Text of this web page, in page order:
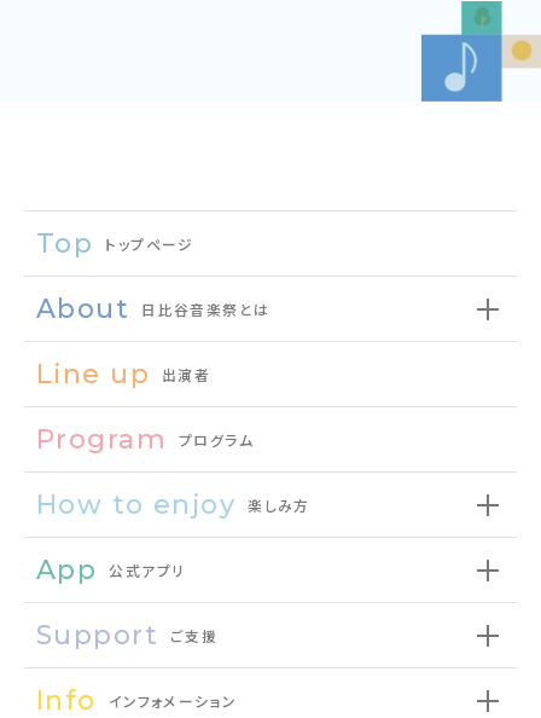
Top トップページ
About 日比谷音楽祭とは
Line up 出演者
Program プログラム
How to enjoy 楽しみ方
App 公式アプリ
Support ご支援
Info インフォメーション